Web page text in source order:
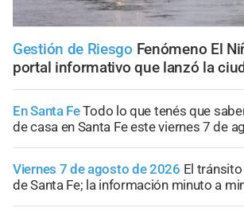
Gestión de Riesgo Fenómeno El
portal informativo que lanzó la
En Santa FeTodo lo que tenés que
de casa en Santa Fe este viernes 7 de
Viernes 7 de agosto de 2026 El
de Santa Fe; la información minuto a